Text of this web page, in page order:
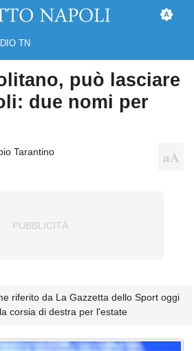
TN
può lasciare
due nomi per
Tarantino
riferito da La Gazzetta dello Sport oggi
corsia di destra per l'estate